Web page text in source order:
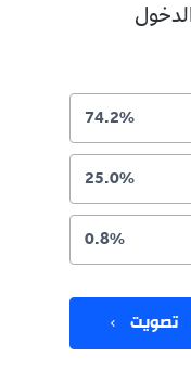
74.2%
25.0%
0.8%
تصويت